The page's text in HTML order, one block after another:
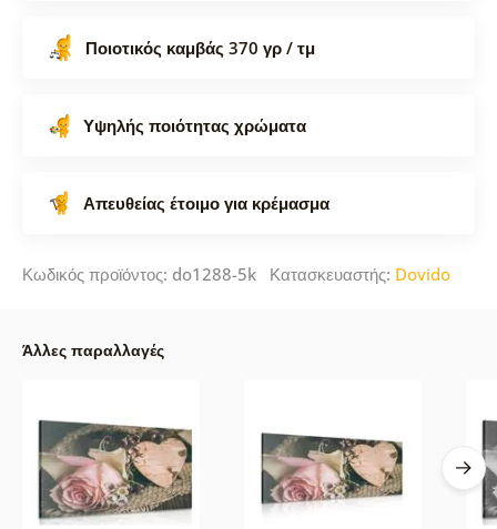
Ποιοτικός καμβάς 370 γρ / τμ
Υψηλής ποιότητας χρώματα
Απευθείας έτοιμο για κρέμασμα
Κωδικός προϊόντος: do1288-5k Κατασκευαστής: Dovido
Άλλες παραλλαγές